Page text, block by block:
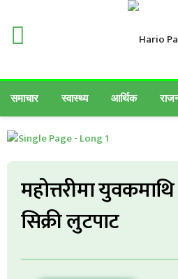
समाचार स्वास्थ्य आर्थिक
महोत्तरीमा
सिक्री लुटपाट